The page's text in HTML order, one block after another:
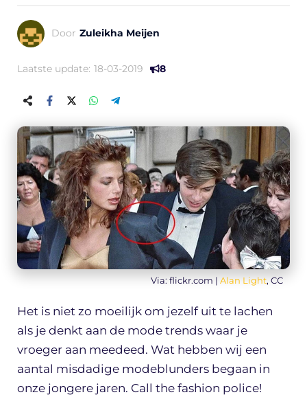
Door Zuleikha Meijen
Laatste update: 18-03-2019 8
Via: flickr.com | Alan Light, CC
Het is niet zo moeilijk om jezelf uit te lachen
als je denkt aan de mode trends waar je
vroeger aan meedeed. Wat hebben wij een
aantal misdadige modeblunders begaan in
onze jongere jaren. Call the fashion police!